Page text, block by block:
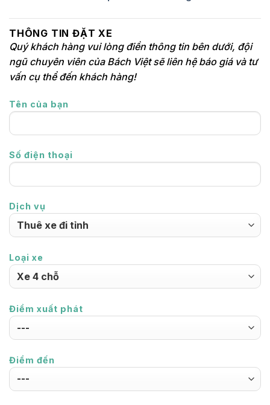
THÔNG TIN ĐẶT XE
Quý khách hàng vui lòng điền thông tin bên dưới, đội
ngũ chuyên viên của Bách Việt sẽ liên hệ báo giá và tư
vấn cụ thể đến khách hàng!
Tên của bạn
Số điện thoại
Dịch vụ
Loại xe
Điểm xuất phát
Điểm đến